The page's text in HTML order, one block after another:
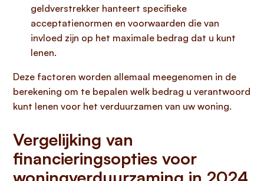
geldverstrekker hanteert specifieke
acceptatienormen en voorwaarden die van
invloed zijn op het maximale bedrag dat u kunt
lenen.
Deze factoren worden allemaal meegenomen in de
berekening om te bepalen welk bedrag u verantwoord
kunt lenen voor het verduurzamen van uw woning.
Vergelijking van
financieringsopties voor